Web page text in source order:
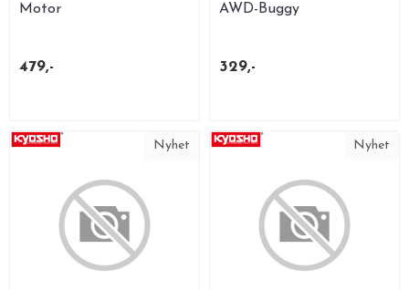
Motor
479,-
AWD-Buggy
329,-
Nyhet Nyhet